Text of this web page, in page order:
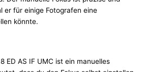
er für einige Fotografen eine
könnte.
ED AS IF UMC ist ein manuelles